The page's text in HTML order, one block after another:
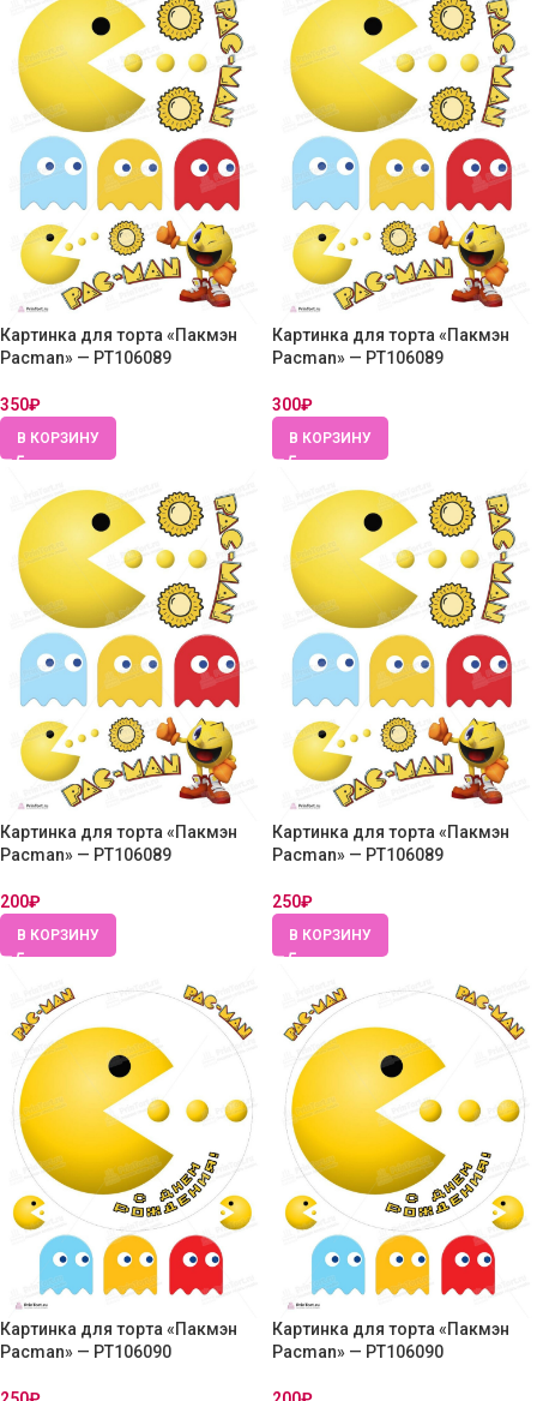
Картинка для торта «Пакмэн
Pacman» — PT106089
350₽
В КОРЗИНУ
Картинка для торта «Пакмэн
Pacman» — PT106089
300₽
В КОРЗИНУ
Картинка для торта «Пакмэн
Pacman» — PT106089
200₽
В КОРЗИНУ
Картинка для торта «Пакмэн
Pacman» — PT106089
250₽
В КОРЗИНУ
Картинка для торта «Пакмэн
Pacman» — PT106090
Картинка для торта «Пакмэн
Pacman» — PT106090